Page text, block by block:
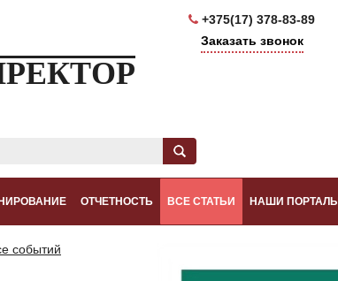
+375(17) 378-83-89
Заказать звонок
ОТЧЕТНОСТЬ ВСЕ СТАТЬИ НАШИ ПОРТАЛЫ
событий